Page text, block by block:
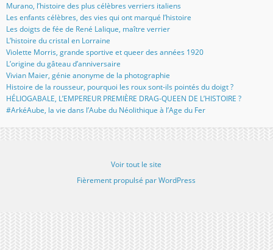
Murano, l’histoire des plus célèbres verriers italiens
Les enfants célèbres, des vies qui ont marqué l’histoire
Les doigts de fée de René Lalique, maître verrier
L’histoire du cristal en Lorraine
Violette Morris, grande sportive et queer des années 1920
L’origine du gâteau d’anniversaire
Vivian Maier, génie anonyme de la photographie
Histoire de la rousseur, pourquoi les roux sont-ils pointés du doigt ?
HÉLIOGABALE, L’EMPEREUR PREMIÈRE DRAG-QUEEN DE L’HISTOIRE ?
#ArkéAube, la vie dans l’Aube du Néolithique à l’Age du Fer
Voir tout le site
Fièrement propulsé par WordPress